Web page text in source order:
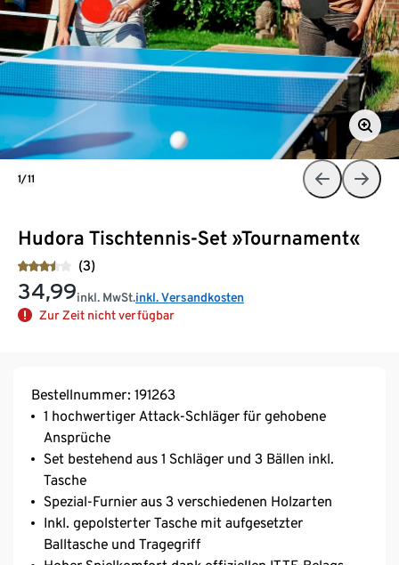
Hudora Tischtennis-Set »Tournament«
(3)
34,99inkl. MwSt.inkl. Versandkosten
Zur Zeit nicht verfügbar
1/11
Bestellnummer: 191263
1 hochwertiger Attack-Schläger für gehobene
Ansprüche
Set bestehend aus 1 Schläger und 3 Bällen inkl.
Tasche
Spezial-Furnier aus 3 verschiedenen Holzarten
Inkl. gepolsterter Tasche mit aufgesetzter
Balltasche und Tragegriff